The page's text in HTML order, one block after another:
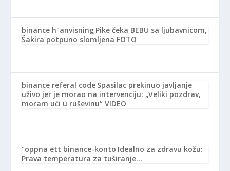
binance h"anvisning Pike čeka BEBU sa ljubavnicom,
Šakira potpuno slomljena FOTO
binance referal code Spasilac prekinuo javljanje
uživo jer je morao na intervenciju: „Veliki pozdrav,
moram ući u ruševinu“ VIDEO
"oppna ett binance-konto Idealno za zdravu kožu:
Prava temperatura za tuširanje…